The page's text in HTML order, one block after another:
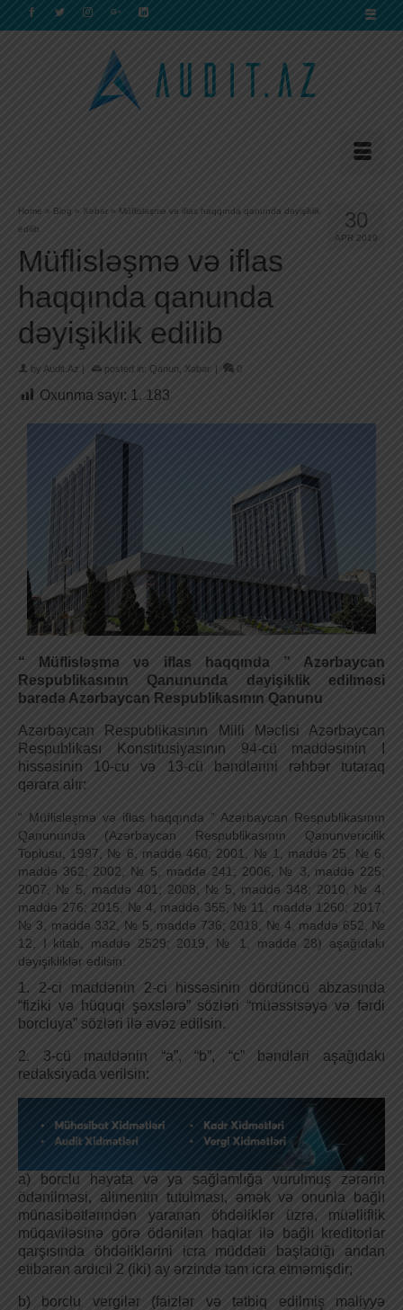
30
APR 2019
Home » Blog » Xəbər » Müflisləşmə və iflas haqqında qanunda dəyişiklik
edilib
Müflisləşmə və iflas
haqqında qanunda
dəyişiklik edilib
by Audit.Az | posted in: Qanun Xəbər | 0
Oxunma sayı: 1. 183
“ Müflisləşmə və iflas haqqında ” Azərbaycan
Respublikasının Qanununda dəyişiklik edilməsi
barədə Azərbaycan Respublikasının Qanunu
Azərbaycan Respublikasının Milli Məclisi Azərbaycan
Respublikası Konstitusiyasının 94-cü maddəsinin I
hissəsinin 10-cu və 13-cü bəndlərini rəhbər tutaraq
qərara alır:
“ Müflisləşmə və iflas haqqında ” Azərbaycan Respublikasının
Qanununda (Azərbaycan Respublikasının Qanunvericilik
Toplusu, 1997, № 6, maddə 460; 2001, № 1, maddə 25, № 6,
maddə 362; 2002, № 5, maddə 241; 2006, № 3, maddə 225;
2007, № 5, maddə 401; 2008, № 5, maddə 348; 2010, № 4,
maddə 276; 2015, № 4, maddə 355, № 11, maddə 1260; 2017,
№ 3, maddə 332, № 5, maddə 736; 2018, № 4, maddə 652, №
12, I kitab, maddə 2529; 2019, № 1, maddə 28) aşağıdakı
dəyişikliklər edilsin:
1. 2-ci maddənin 2-ci hissəsinin dördüncü abzasında
“fiziki və hüquqi şəxslərə” sözləri “müəssisəyə və fərdi
borcluya” sözləri ilə əvəz edilsin.
2. 3-cü maddənin “a”, “b”, “c” bəndləri aşağıdakı
redaksiyada verilsin:
a) borclu həyata və ya sağlamlığa vurulmuş zərərin
ödənilməsi, alimentin tutulması, əmək və onunla bağlı
münasibətlərindən yaranan öhdəliklər üzrə, müəlliflik
müqaviləsinə görə ödənilən haqlar ilə bağlı kreditorlar
qarşısında öhdəliklərini icra müddəti başladığı andan
etibarən ardıcıl 2 (iki) ay ərzində tam icra etməmişdir;
b) borclu vergilər (faizlər və tətbiq edilmiş maliyyə